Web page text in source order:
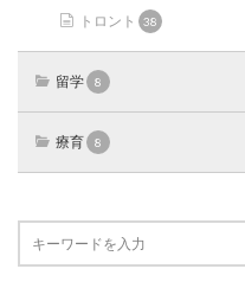
トロント 38
留学 8
療育 8